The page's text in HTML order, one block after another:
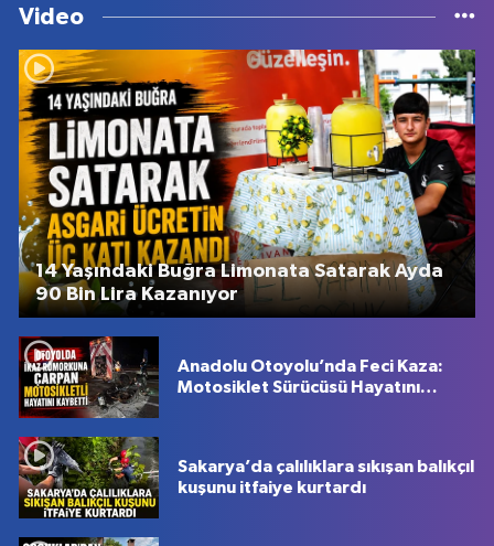
Video
14 Yaşındaki Buğra Limonata Satarak Ayda
90 Bin Lira Kazanıyor
Anadolu Otoyolu’nda Feci Kaza:
Motosiklet Sürücüsü Hayatını
Sakarya’da çalılıklara sıkışan balıkçıl
kuşunu itfaiye kurtardı